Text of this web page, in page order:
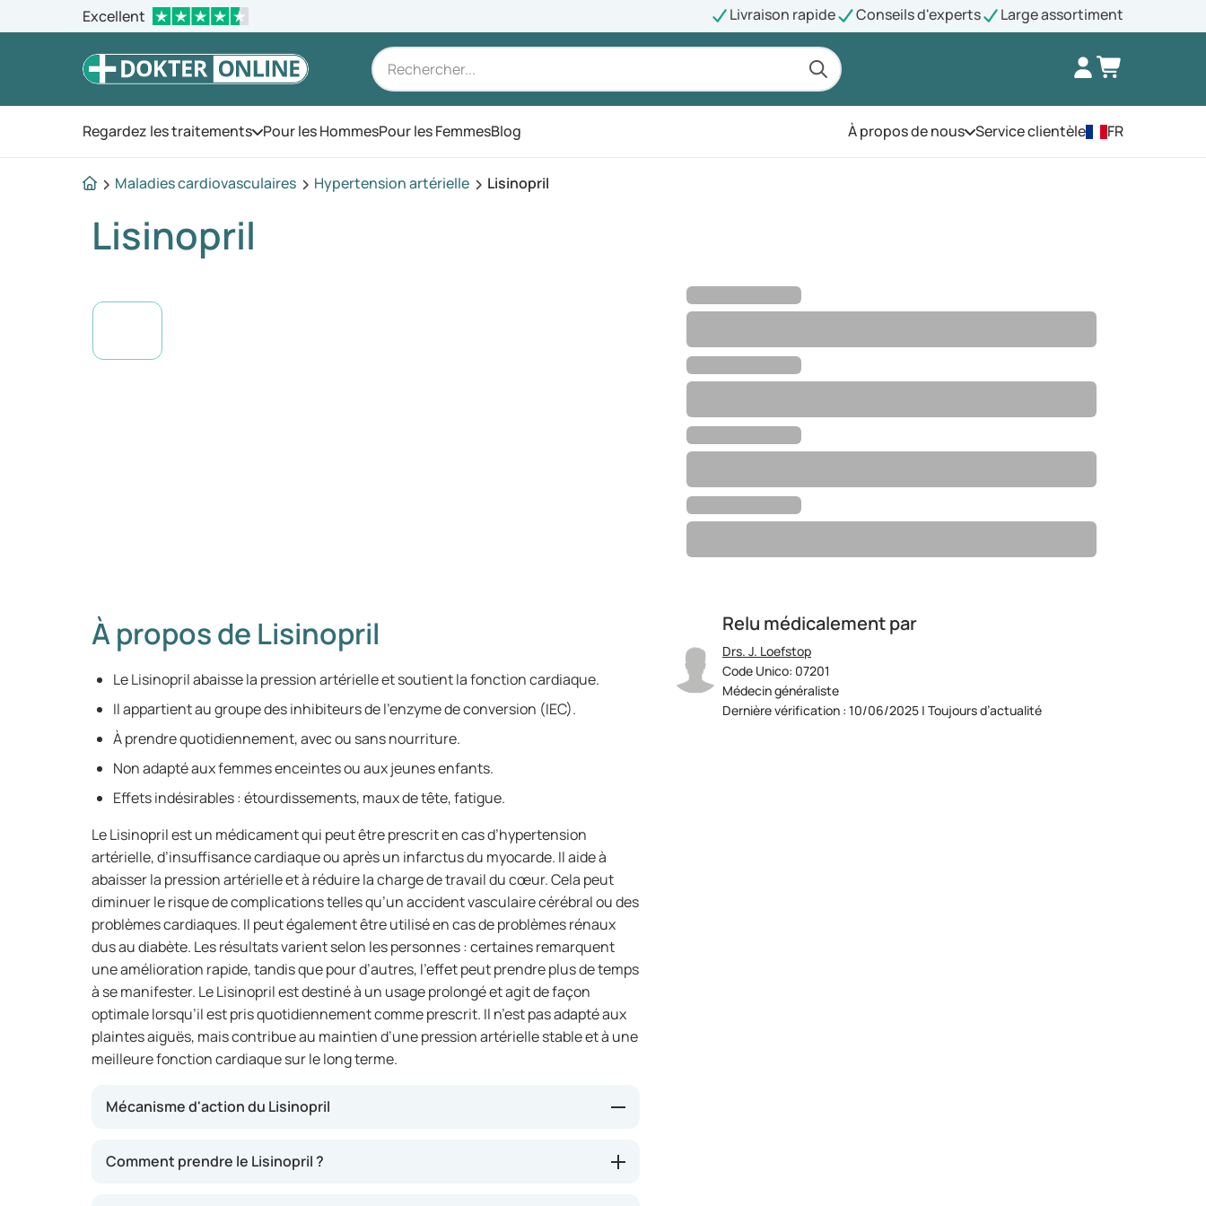
Excellent Livraison rapide Conseils d'experts Large assortiment
Regardez les traitementsOuvrez le menu
Pour les HommesPour les FemmesBlog À propos de nousOuvrez le menu
Service clientèle FR
Maladies cardiovasculaires Hypertension artérielle Lisinopril
Lisinopril
Relu médicalement par
Drs. J. Loefstop
Code Unico: 07201
Médecin généraliste
Dernière vérification : 10/06/2025 | Toujours d’actualité
À propos de Lisinopril
Le Lisinopril abaisse la pression artérielle et soutient la fonction cardiaque.
Il appartient au groupe des inhibiteurs de l’enzyme de conversion (IEC).
À prendre quotidiennement, avec ou sans nourriture.
Non adapté aux femmes enceintes ou aux jeunes enfants.
Effets indésirables : étourdissements, maux de tête, fatigue.
Le Lisinopril est un médicament qui peut être prescrit en cas d’hypertension
artérielle, d’insuffisance cardiaque ou après un infarctus du myocarde. Il aide à
abaisser la pression artérielle et à réduire la charge de travail du cœur. Cela peut
diminuer le risque de complications telles qu’un accident vasculaire cérébral ou des
problèmes cardiaques. Il peut également être utilisé en cas de problèmes rénaux
dus au diabète. Les résultats varient selon les personnes : certaines remarquent
une amélioration rapide, tandis que pour d’autres, l’effet peut prendre plus de temps
à se manifester. Le Lisinopril est destiné à un usage prolongé et agit de façon
optimale lorsqu’il est pris quotidiennement comme prescrit. Il n’est pas adapté aux
plaintes aiguës, mais contribue au maintien d’une pression artérielle stable et à une
meilleure fonction cardiaque sur le long terme.
Mécanisme d'action du Lisinopril
conversion (IEC). Il permet la relaxation des vaisseaux sanguins, facilitant ainsi
Comment prendre le Lisinopril ?